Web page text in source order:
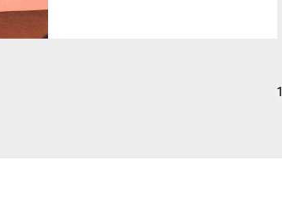
1